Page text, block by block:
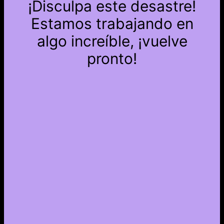
¡Disculpa este desastre!
Estamos trabajando en
algo increíble, ¡vuelve
pronto!